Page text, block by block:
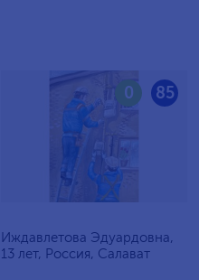
85
0
Иждавлетова Эдуардовна,
13 лет, Россия, Салават